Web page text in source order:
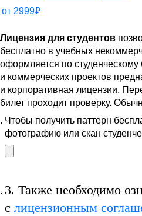
от 2999₽
Лицензия для студентов
бесплатно в учебных
оформляется по студенческому
и коммерческих проектов
и корпоративная лицензии.
билет проходит проверку.
Чтобы получить паттерн бесплатно, нужно загрузить
фотографию или скан
3. Также необходимо
с лицензионным